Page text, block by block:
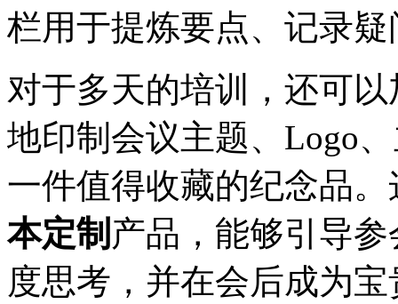
栏用于提炼要点、记录
对于多天的培训，还可
地印制会议主题、Logo
一件值得收藏的纪念品
本定制 产品，能够引导
度思考，并在会后成为